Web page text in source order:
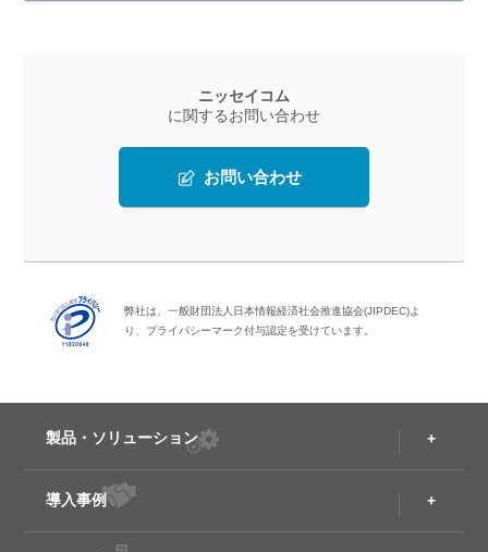
ニッセイコム
に関するお問い合わせ
お問い合わせ
弊社は、一般財団法人日本情報経済社会推進協会(JIPDEC)よ
り、プライバシーマーク付与認定を受けています。
製品・ソリューション
導入事例